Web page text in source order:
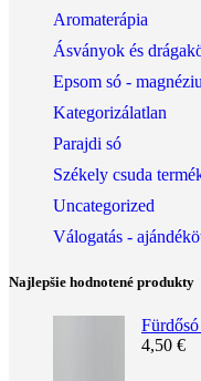
Aromaterápia
Ásványok és
Epsom só -
Kategorizálatlan
Parajdi só
Székely csuda
Uncategorized
Válogatás -
Najlepšie hodnotené produkty
4,50 €